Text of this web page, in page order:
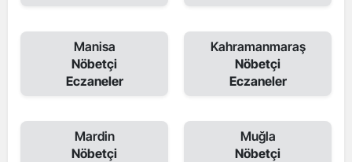
Manisa
Nöbetçi
Eczaneler
Kahramanmaraş
Nöbetçi
Eczaneler
Mardin
Nöbetçi
Muğla
Nöbetçi